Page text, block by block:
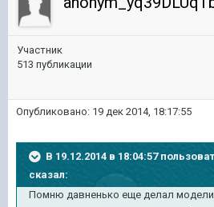
Участник
513 публикации
Опубликовано: 19 дек 2014, 18:17:55
В 19.12.2014 в 18:04:57
сказал:
Помню давненько еще делал модели